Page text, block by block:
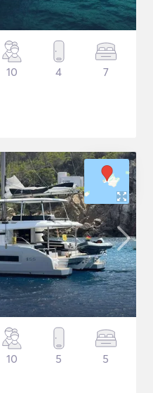
10 4 7
10 5 5